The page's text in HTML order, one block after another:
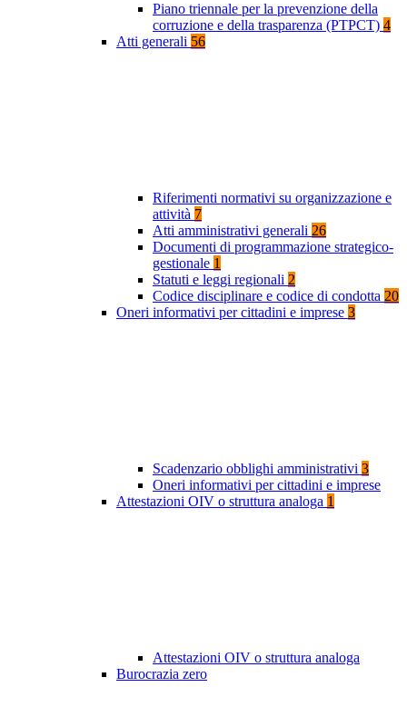
Piano triennale per la prevenzione della
corruzione e della trasparenza (PTPCT) 4
Atti generali 56
Riferimenti normativi su organizzazione e
attività 7
Atti amministrativi generali 26
Documenti di programmazione strategico-
gestionale 1
Statuti e leggi regionali 2
Codice disciplinare e codice di condotta 20
Oneri informativi per cittadini e imprese 3
Scadenzario obblighi amministrativi 3
Oneri informativi per cittadini e imprese
Attestazioni OIV o struttura analoga 1
Attestazioni OIV o struttura analoga
Burocrazia zero